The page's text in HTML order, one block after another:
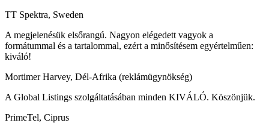
TT Spektra, Sweden
A megjelenésük elsőrangú. Nagyon elégedett vagyok a
formátummal és a tartalommal, ezért a minősítésem egyértelműen:
kiváló!
Mortimer Harvey, Dél-Afrika (reklámügynökség)
A Global Listings szolgáltatásában minden KIVÁLÓ. Köszönjük.
PrimeTel, Ciprus